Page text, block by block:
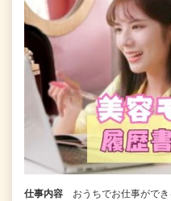
仕事内容
おうちでお仕事がで